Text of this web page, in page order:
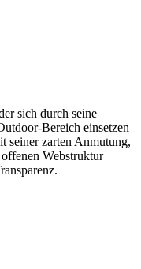
sich durch seine
Bereich einsetzen
seiner zarten Anmutung,
Webstruktur